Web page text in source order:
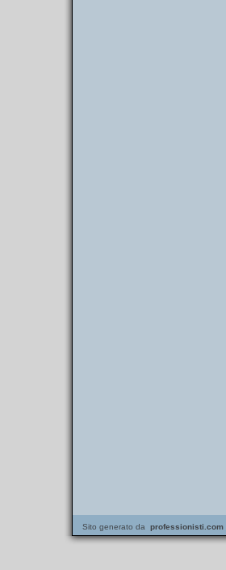
Sito generato da professionisti.com